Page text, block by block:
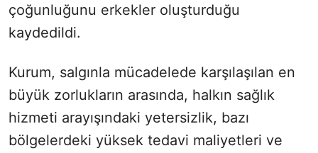
çoğunluğunu erkekler oluşturduğu
kaydedildi.
Kurum, salgınla mücadelede karşılaşılan en
büyük zorlukların arasında, halkın sağlık
hizmeti arayışındaki yetersizlik, bazı
bölgelerdeki yüksek tedavi maliyetleri ve